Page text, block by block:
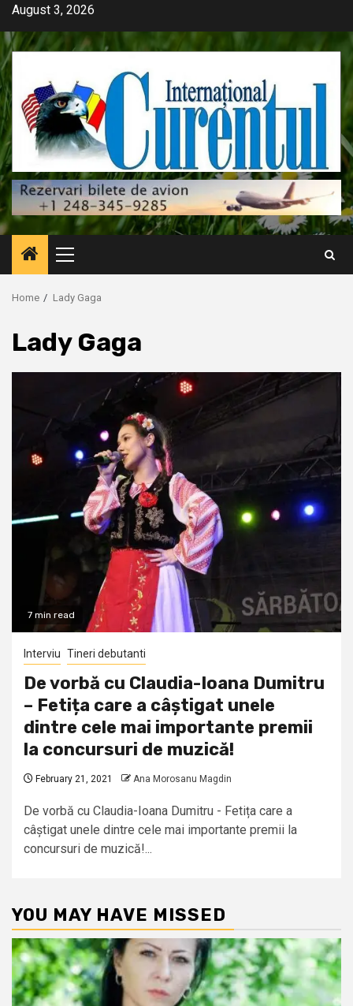
Skip
content
August 3, 2026
Primary
Menu
Home Lady Gaga
Lady Gaga
7 min read
Interviu Tineri debutanti
De vorbă cu Claudia-Ioana Dumitru
– Fetița care a câștigat unele
dintre cele mai importante premii
la concursuri de muzică!
February 21, 2021 Ana Morosanu Magdin
De vorbă cu Claudia-Ioana Dumitru - Fetița care a
câștigat unele dintre cele mai importante premii la
concursuri de muzică!...
YOU MAY HAVE MISSED